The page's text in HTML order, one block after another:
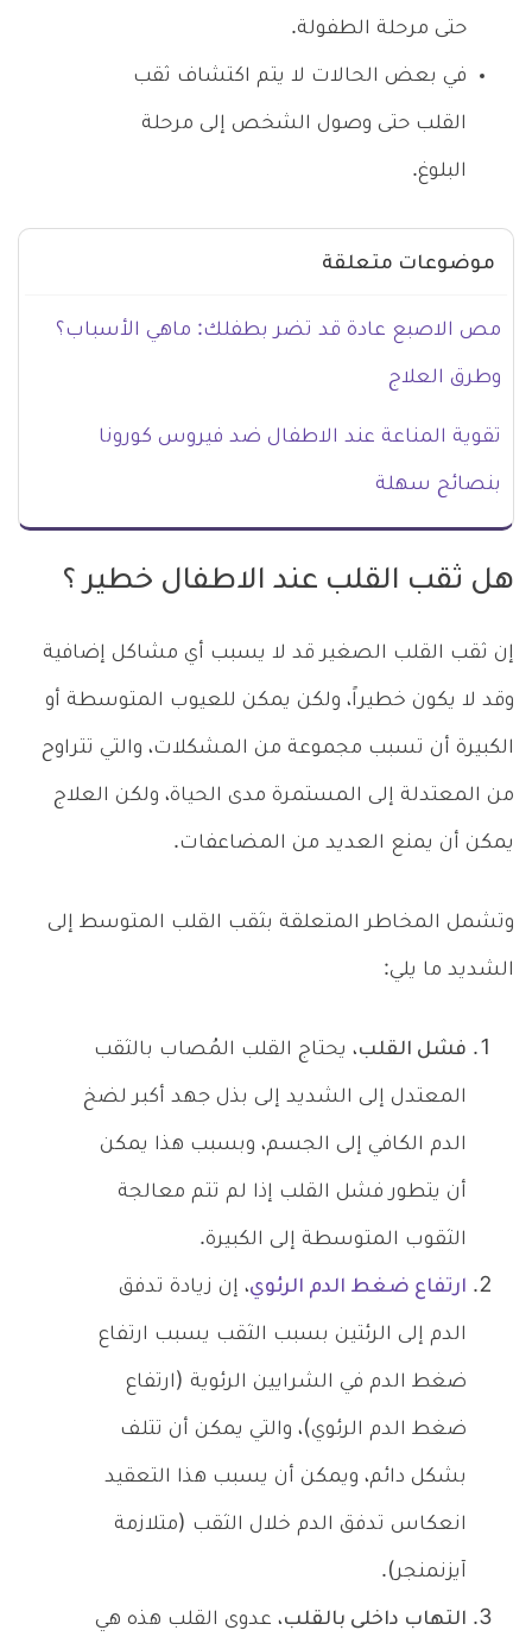
حتى مرحلة الطفولة.
في بعض الحالات لا يتم اكتشاف ثقب
القلب حتى وصول الشخص إلى مرحلة
البلوغ.
موضوعات متعلقة
مص الاصبع عادة قد تضر بطفلك: ماهي الأسباب؟
وطرق العلاج
تقوية المناعة عند الاطفال ضد فيروس كورونا
بنصائح سهلة
هل ثقب القلب عند الاطفال خطير ؟
إن ثقب القلب الصغير قد لا يسبب أي مشاكل إضافية
وقد لا يكون خطيراً، ولكن يمكن للعيوب المتوسطة أو
الكبيرة أن تسبب مجموعة من المشكلات، والتي تتراوح
من المعتدلة إلى المستمرة مدى الحياة، ولكن العلاج
يمكن أن يمنع العديد من المضاعفات.
وتشمل المخاطر المتعلقة بثقب القلب المتوسط إلى
الشديد ما يلي:
فشل القلب، يحتاج القلب المُصاب بالثقب
المعتدل إلى الشديد إلى بذل جهد أكبر لضخ
الدم الكافي إلى الجسم، وبسبب هذا يمكن
أن يتطور فشل القلب إذا لم تتم معالجة
الثقوب المتوسطة إلى الكبيرة.
ارتفاع ضغط الدم الرئوي، إن زيادة تدفق
الدم إلى الرئتين بسبب الثقب يسبب ارتفاع
ضغط الدم في الشرايين الرئوية (ارتفاع
ضغط الدم الرئوي)، والتي يمكن أن تتلف
بشكل دائم، ويمكن أن يسبب هذا التعقيد
انعكاس تدفق الدم خلال الثقب (متلازمة
آيزنمنجر).
التهاب داخلى بالقلب، عدوى القلب هذه هي